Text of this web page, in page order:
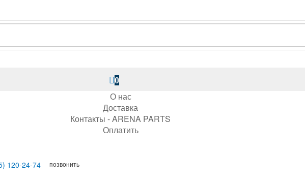
0
О нас
Доставка
Контакты - ARENA PARTS
Оплатить
120-24-74 позвонить